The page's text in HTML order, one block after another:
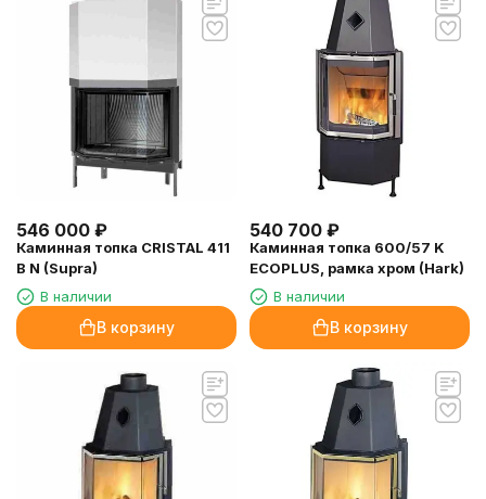
546 000 ₽
Каминная топка CRISTAL 411
B N (Supra)
В наличии
В корзину
540 700 ₽
Каминная топка 600/57 K
ECOPLUS, рамка хром (Hark)
В наличии
В корзину